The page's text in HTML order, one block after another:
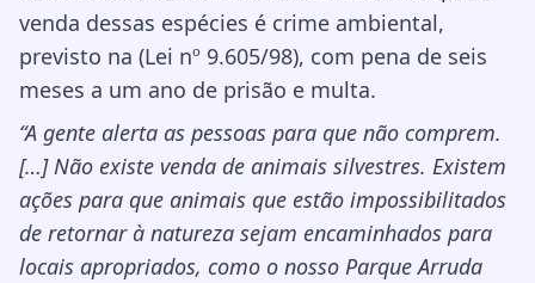
venda dessas espécies é crime ambiental,
previsto na (Lei nº 9.605/98), com pena de seis
meses a um ano de prisão e multa.
“A gente alerta as pessoas para que não comprem.
[…] Não existe venda de animais silvestres. Existem
ações para que animais que estão impossibilitados
de retornar à natureza sejam encaminhados para
locais apropriados, como o nosso Parque Arruda